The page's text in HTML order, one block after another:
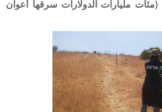
(مئات مليارات الدولارات سرقها أعوان